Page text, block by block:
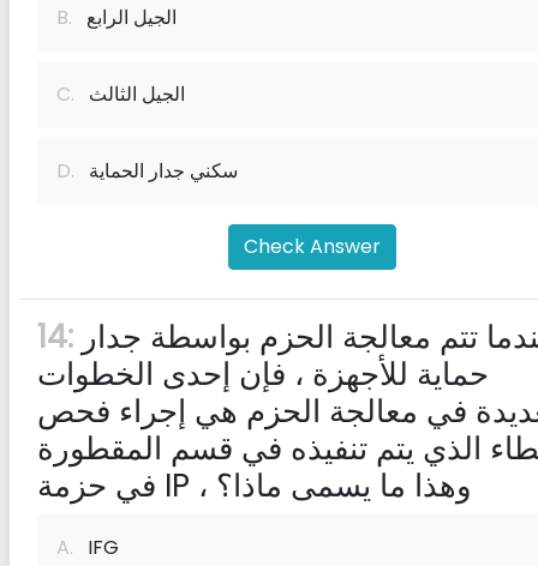
B. الجيل الرابع
C. الجيل الثالث
D. سكني جدار الحماية
Check Answer
14:
حماية للأجهزة ، فإن إحدى الخطوات
في معالجة الحزم هي إجراء فحص
الذي يتم تنفيذه في قسم المقطورة
في حزمة IP ، وهذا ما يسمى ماذا؟
A. IFG